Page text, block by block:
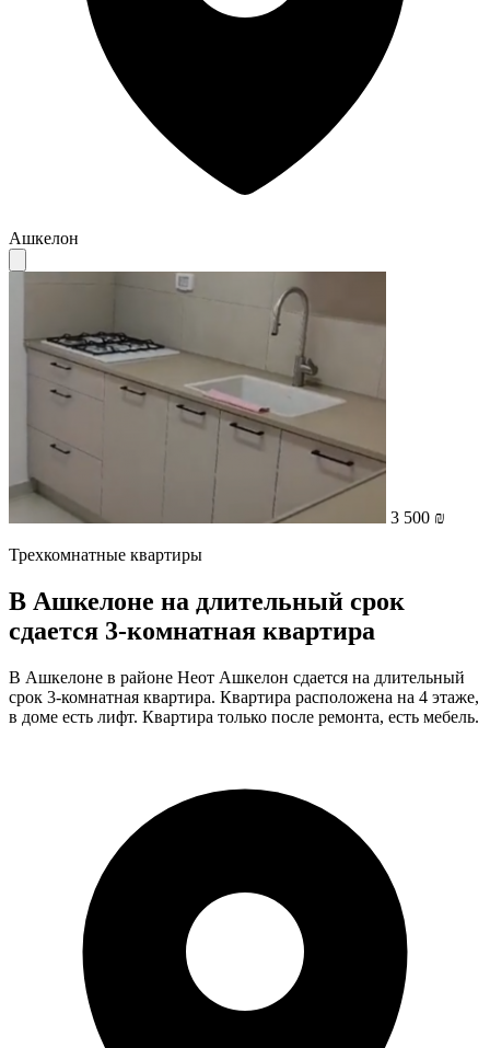
Ашкелон
3 500 ₪
Трехкомнатные квартиры
В Ашкелоне на длительный срок
сдается 3-комнатная квартира
В Ашкелоне в районе Неот Ашкелон сдается на длительный
срок 3-комнатная квартира. Квартира расположена на 4 этаже,
в доме есть лифт. Квартира только после ремонта, есть мебель.